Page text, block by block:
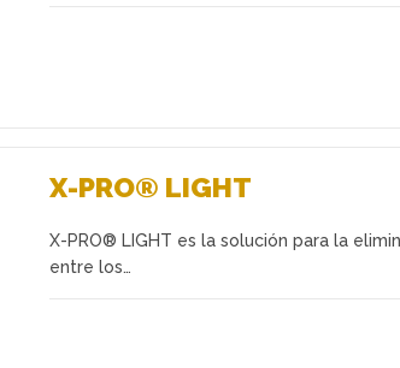
X-PRO® LIGHT
X-PRO® LIGHT es la solución para la
entre los…